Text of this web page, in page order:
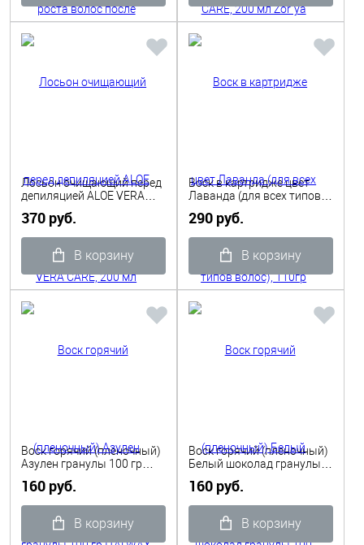
Лосьон очищающий перед
депиляцией ALOE VERA
370 руб.
В корзину
Воск в картридже цвет
Лаванда (для всех типов
290 руб.
В корзину
Воск горячий (пленочный)
Азулен гранулы 100 гр
160 руб.
В корзину
Воск горячий (пленочный)
Белый шоколад гранулы
160 руб.
В корзину